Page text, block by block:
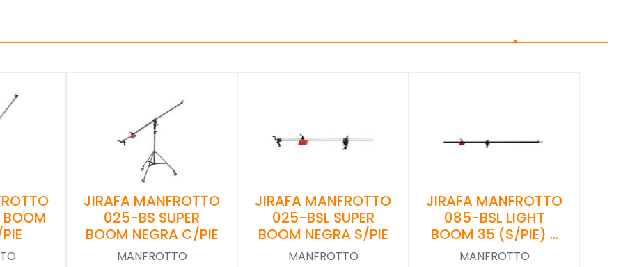
JIRAFA MANFROTTO
025-BS SUPER
BOOM NEGRA C/PIE
MANFROTTO
JIRAFA MANFROTTO
025-BSL SUPER
BOOM NEGRA S/PIE
MANFROTTO
JIRAFA MANFROTTO
085-BSL LIGHT
BOOM 35 (S/PIE) …
MANFROTTO